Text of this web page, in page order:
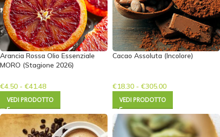
Arancia Rossa Olio Essenziale
MORO (Stagione 2026)
€4.50 - €41.48
VEDI PRODOTTO
Cacao Assoluta (Incolore)
€18.30 - €305.00
VEDI PRODOTTO